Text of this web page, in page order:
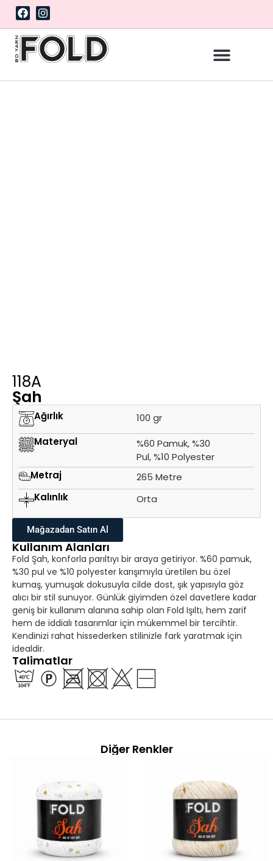
118A
Şah
Ağırlık
100 gr
Materyal
%60 Pamuk, %30
Pul, %10 Polyester
Metraj
265 Metre
Kalınlık
Orta
Mağazadan Satın Al
Kullanım Alanları
Fold Şah, konforla parıltıyı bir araya getiriyor. %60 pamuk,
%30 pul ve %10 polyester karışımıyla üretilen bu özel
kumaş, yumuşak dokusuyla cilde dost, şık yapısıyla göz
alıcı bir stil sunuyor. Günlük giyimden özel davetlere kadar
geniş bir kullanım alanına sahip olan Fold Işıltı, hem zarif
hem de iddialı tasarımlar için mükemmel bir tercihtir.
Kendinizi rahat hissederken stilinizle fark yaratmak için
idealdir.
Talimatlar
Diğer Renkler